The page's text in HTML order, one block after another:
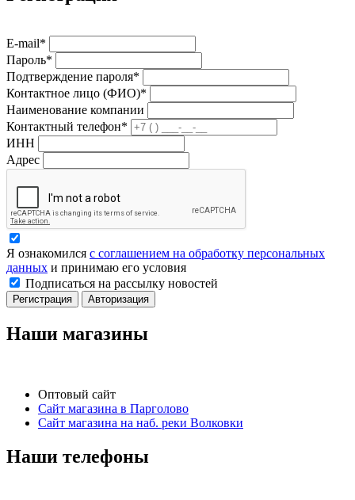
E-mail*
Пароль*
Подтверждение пароля*
Контактное лицо (ФИО)*
Наименование компании
Контактный телефон*
ИНН
Адрес
Я ознакомился с соглашением на обработку персональных
данных и принимаю его условия
Подписаться на рассылку новостей
Регистрация Авторизация
Наши магазины
Оптовый сайт
Сайт магазина в Парголово
Сайт магазина на наб. реки Волковки
Наши телефоны